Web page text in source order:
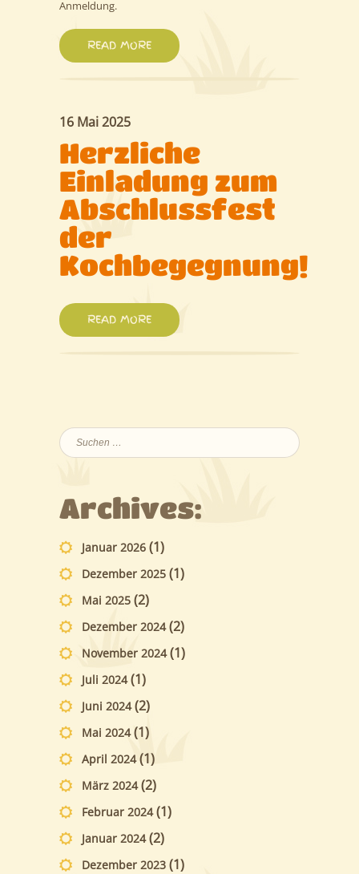
Anmeldung.
READ MORE
16 Mai 2025
Herzliche
Einladung zum
Abschlussfest
der
Kochbegegnung!
READ MORE
Suchen
nach:
Archives:
Januar 2026 (1)
Dezember 2025 (1)
Mai 2025 (2)
Dezember 2024(2)
November 2024(1)
Juli 2024(1)
Juni 2024(2)
Mai 2024(1)
April 2024(1)
März 2024(2)
Februar 2024(1)
Januar 2024(2)
Dezember 2023 (1)